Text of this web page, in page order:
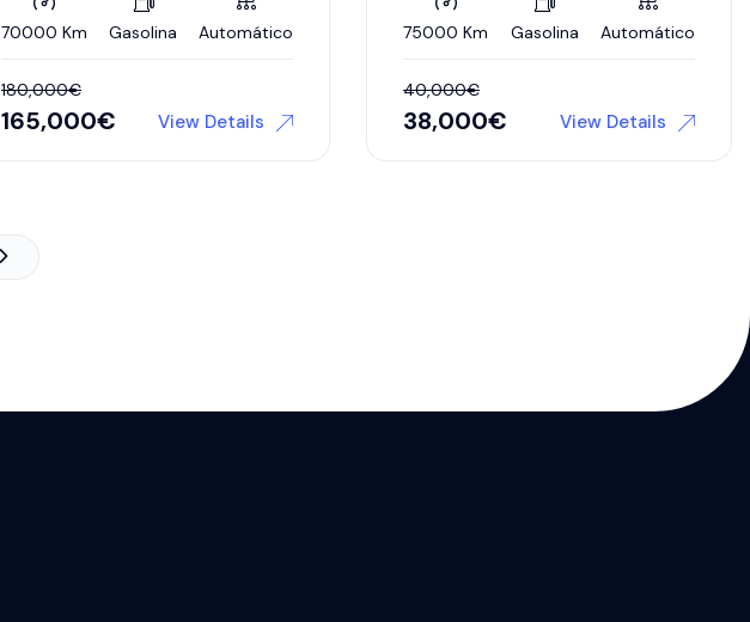
70000 Km Gasolina Automático
180,000€
165,000€ View Details
75000 Km Gasolina Automático
40,000€
38,000€ View Details